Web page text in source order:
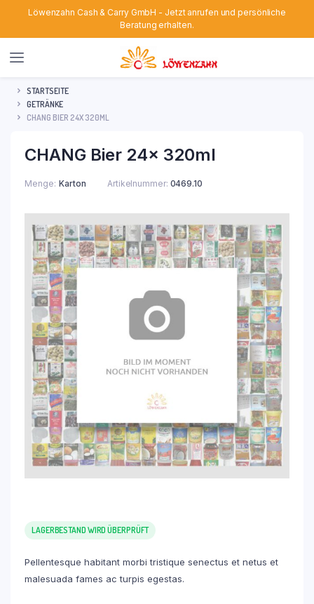
Löwenzahn Cash & Carry GmbH - Jetzt anrufen und persönliche
Beratung erhalten.
STARTSEITE
GETRÄNKE
CHANG BIER 24X 320ML
CHANG Bier 24x 320ml
Menge Karton Artikelnummer: 0469.10
LAGERBESTAND WIRD ÜBERPRÜFT
Pellentesque habitant morbi tristique senectus et netus et
malesuada fames ac turpis egestas.